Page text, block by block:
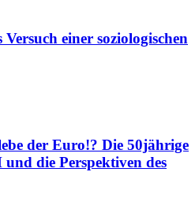
Versuch einer soziologischen
der Euro!? Die 50jährige
und die Perspektiven des